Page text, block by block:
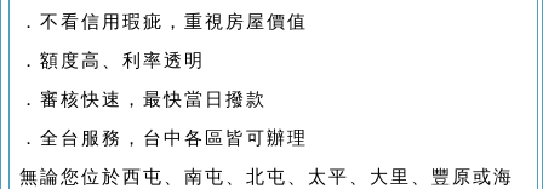
．不看信用瑕疵，重視房屋價值
．額度高、利率透明
．審核快速，最快當日撥款
．全台服務，台中各區皆可辦理
無論您位於西屯、南屯、北屯、太平、大里、豐原或海